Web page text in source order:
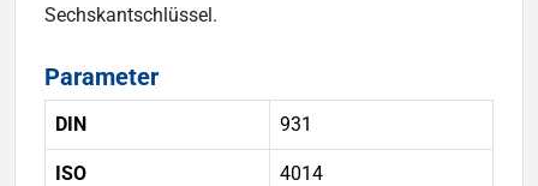
Sechskantschlüssel.
Parameter
DIN 931
ISO 4014